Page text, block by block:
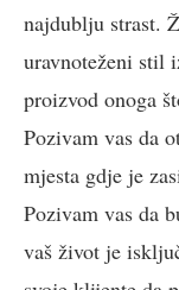
najdublju strast.
uravnoteženi stil
proizvod onoga
Pozivam vas da
mjesta gdje je
Pozivam vas da
vaš život je